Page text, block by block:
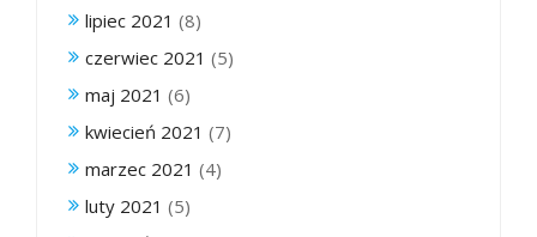
lipiec 2021 (8)
czerwiec 2021 (5)
maj 2021 (6)
kwiecień 2021 (7)
marzec 2021 (4)
luty 2021 (5)